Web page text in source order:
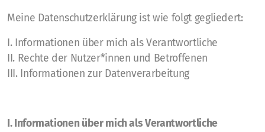
Meine Datenschutzerklärung ist wie folgt gegliedert:
I. Informationen über mich als Verantwortliche
II. Rechte der Nutzer*innen und Betroffenen
III. Informationen zur Datenverarbeitung
I. Informationen über mich als Verantwortliche